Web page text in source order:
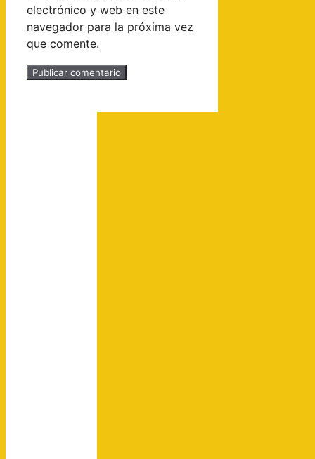
electrónico y web en este
navegador para la próxima vez
que comente.